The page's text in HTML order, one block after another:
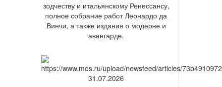
зодчеству и итальянскому Ренессансу,
полное собрание работ Леонардо да
Винчи, а также издания о модерне и
авангарде.
31.07.2026